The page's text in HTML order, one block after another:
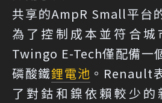
共享的AmpR Small平台
為了控制成本並符合城
Twingo E-Tech僅配備一
磷酸鐵鋰電池 。Renault
了對鈷和鎳依賴較少的